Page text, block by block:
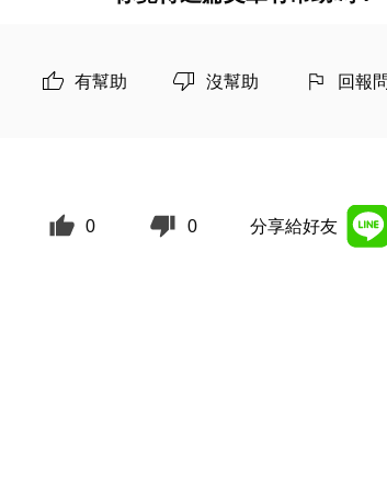
有幫助 沒幫助 回報
0 0 分享給好友